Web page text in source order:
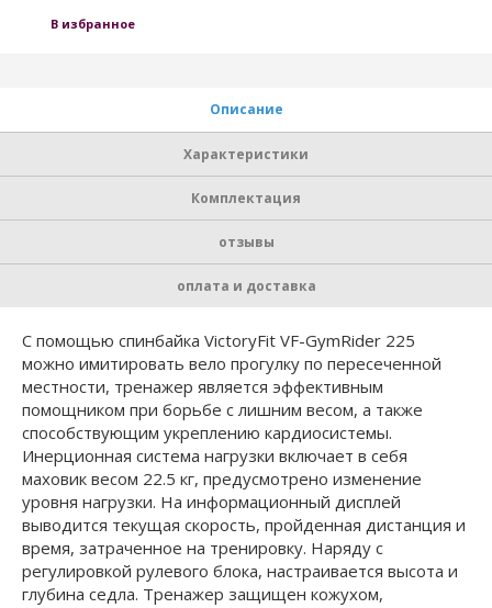
В избранное
Описание
Характеристики
Комплектация
отзывы
оплата и доставка
С помощью спинбайка VictoryFit VF-GymRider 225
можно имитировать вело прогулку по пересеченной
местности, тренажер является эффективным
помощником при борьбе с лишним весом, а также
способствующим укреплению кардиосистемы.
Инерционная система нагрузки включает в себя
маховик весом 22.5 кг, предусмотрено изменение
уровня нагрузки. На информационный дисплей
выводится текущая скорость, пройденная дистанция и
время, затраченное на тренировку. Наряду с
регулировкой рулевого блока, настраивается высота и
глубина седла. Тренажер защищен кожухом,